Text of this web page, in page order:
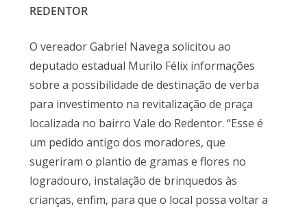
REDENTOR
O vereador Gabriel Navega solicitou ao
deputado estadual Murilo Félix informações
sobre a possibilidade de destinação de verba
para investimento na revitalização de praça
localizada no bairro Vale do Redentor. “Esse é
um pedido antigo dos moradores, que
sugeriram o plantio de gramas e flores no
logradouro, instalação de brinquedos às
crianças, enfim, para que o local possa voltar a